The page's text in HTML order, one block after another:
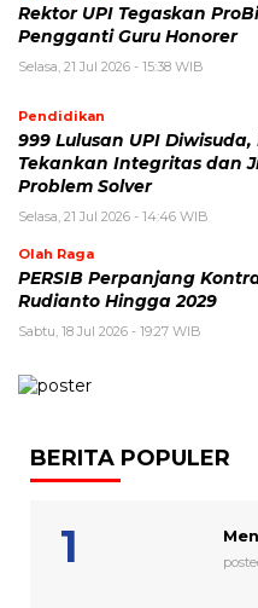
Rektor UPI Tegaskan
Pengganti Guru Honorer
Selasa, 21 Jul 2026 - 15:38 WIB
Pendidikan
999 Lulusan UPI Diwisuda,
Tekankan Integritas dan
Problem Solver
Selasa, 21 Jul 2026 - 14:46 WIB
Olah Raga
PERSIB Perpanjang
Rudianto Hingga 2029
Sabtu, 18 Jul 2026 - 19:27 WIB
BERITA POPULER